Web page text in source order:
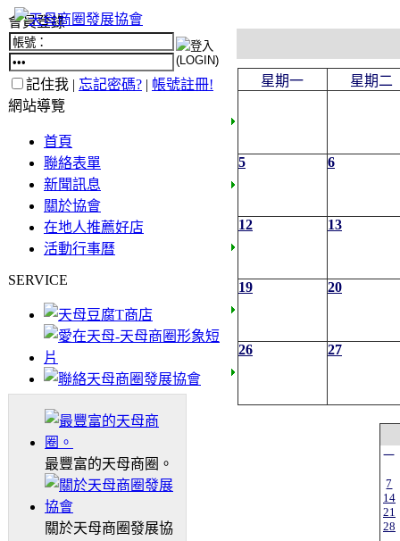
會員登錄
記住我 | 忘記密碼? | 帳號註冊!
網站導覽
首頁
聯絡表單
新聞訊息
關於協會
在地人推薦好店
活動行事曆
SERVICE
最豐富的天母商圈。
關於天母商圈發展協
星期一 星期二
5 6
12 13
19 20
26 27
一
7
14
21
28